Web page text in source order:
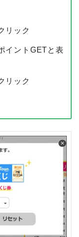
リック
イントGETと表
リック